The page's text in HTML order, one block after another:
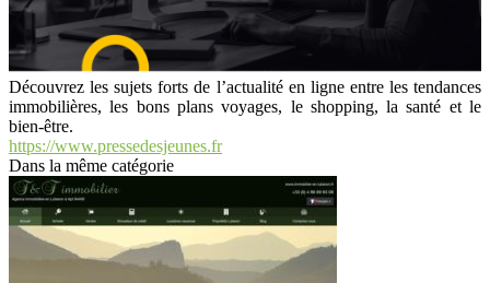
Découvrez les sujets forts de l’actualité en ligne entre les tendances
immobilières, les bons plans voyages, le shopping, la santé et le
bien-être.
https://www.pressedesjeunes.fr
Dans la même catégorie